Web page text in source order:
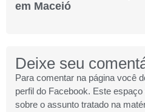
em Maceió
Deixe seu
Para comentar na página você
perfil do Facebook. Este
sobre o assunto tratado na